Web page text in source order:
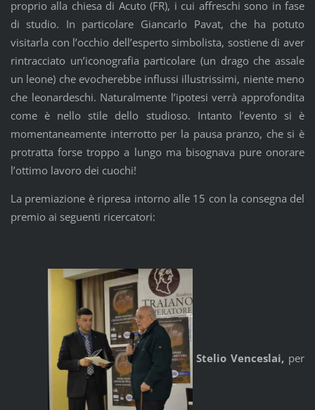
proprio alla chiesa di Acuto (FR), i cui affreschi sono in fase
di studio. In particolare Giancarlo Pavat, che ha potuto
visitarla con l’occhio dell’esperto simbolista, sostiene di aver
rintracciato un’iconografia particolare (un drago che assale
un leone) che evocherebbe influssi illustrissimi, niente meno
che leonardeschi. Naturalmente l’ipotesi verrà approfondita
come è nello stile dello studioso. Intanto l’evento si è
momentaneamente interrotto per la pausa pranzo, che si è
protratta forse troppo a lungo ma bisognava pure onorare
l’ottimo lavoro dei cuochi!
La premiazione è ripresa intorno alle 15 con la consegna del
premio ai seguenti ricercatori:
Stelio Venceslai, per